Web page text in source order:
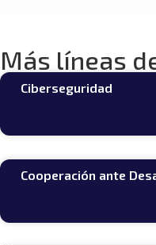
Más líneas
Ciberseguridad
Cooperación ante